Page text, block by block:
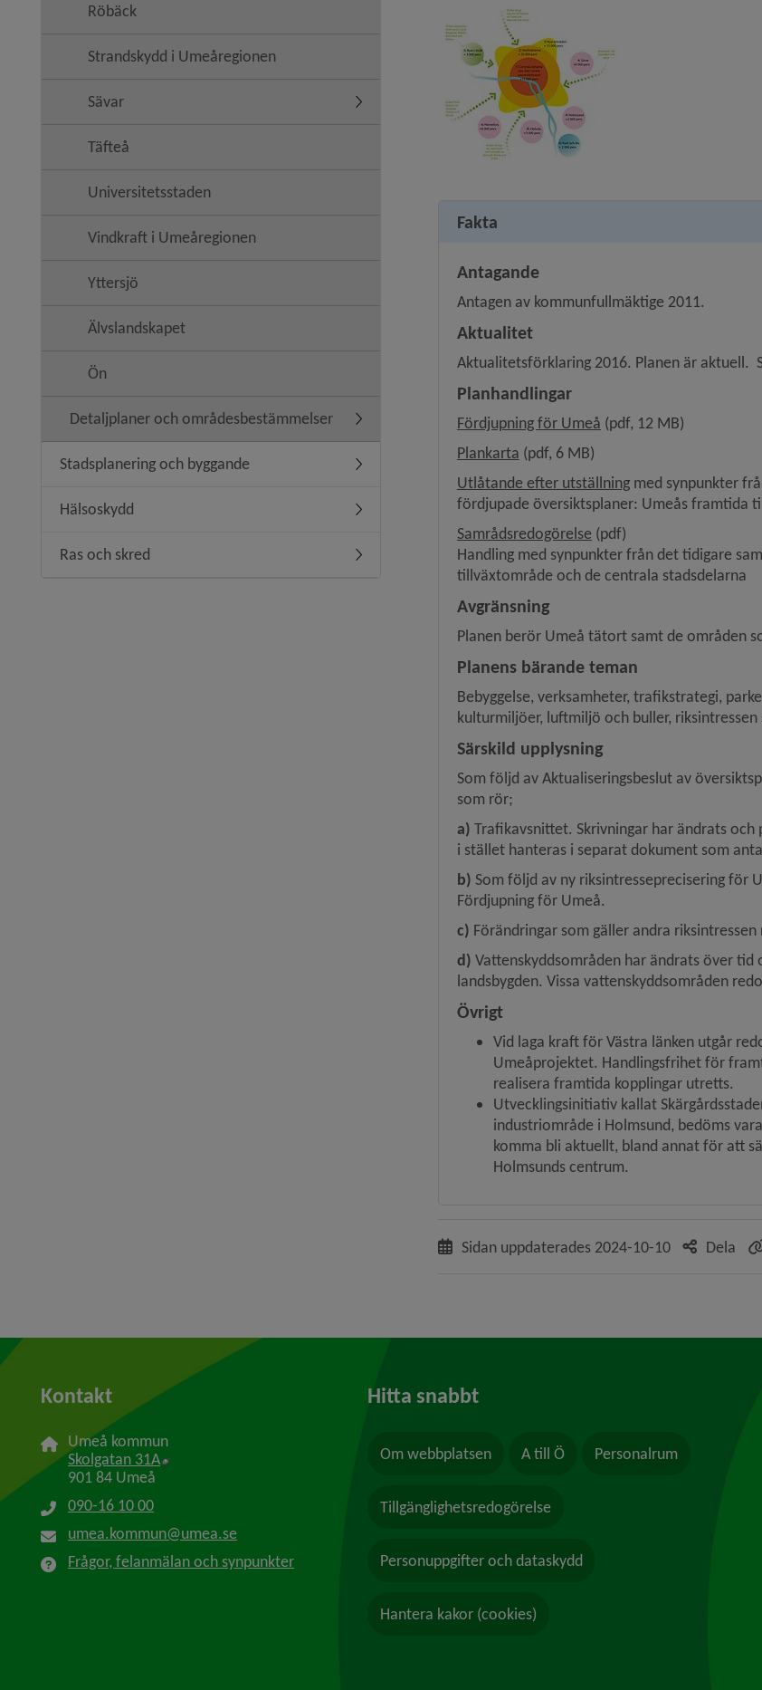
Röbäck
Strandskydd i Umeåregionen
Sävar Undermeny för Sävar
Täfteå
Universitetsstaden
Vindkraft i Umeåregionen
Yttersjö
Älvslandskapet
Ön
Detaljplaner och områdesbestämmelser Undermeny för Detaljplaner och områdesbestämmelser
Stadsplanering och byggande Undermeny för Stadsplanering och byggande
Hälsoskydd Undermeny för Hälsoskydd
Ras och skred Undermeny för Ras och skred
Fakta
Antagande
Antagen av kommunfullmäktige 2011.
Aktualitet
Aktualitetsförklaring 2016. Planen är aktuell.
Planhandlingar
Fördjupning för Umeå, 15.1 MB, öppnas i nytt
(pdf, 12 MB)
Plankarta, 2.9 MB, öppnas i nytt fönster.
(pdf, 6 MB)
Utlåtande efter utställning, 5.8 MB, öppnas i
med synpunkter
fördjupade översiktsplaner: Umeås framtida
Samrådsredogörelse, 648.7 kB, öppnas i nytt
(pdf)
Handling med synpunkter från det tidigare
tillväxt­område och de centrala stadsdelarna
Avgränsning
Planen berör Umeå tätort samt de områden
Planens bärande teman
Bebyggelse, verksamheter, trafikstrategi,
kultur­miljöer, luftmiljö och buller,
Särskild upplysning
Som följd av Aktualiseringsbeslut av
som rör;
a) Trafikavsnittet. Skrivningar har ändrats
i stället hanteras i separat dokument som
b) Som följd av ny riksintresseprecisering för
Fördjupning för Umeå.
c) Förändringar som gäller andra
d) Vattenskyddsområden har ändrats över
lands­bygden. Vissa vattenskyddsområden
Övrigt
Vid laga kraft för Västra länken utgår
Umeåprojektet. Handlingsfrihet för
realisera framtida kopplingar utretts.
Utvecklingsinitiativ kallat
industri­område i Holmsund, bedöms
komma bli aktuellt, bland annat för att
Holmsunds centrum.
Sidan uppdaterades 2024-10-10 Dela
Kontakt
Umeå kommun
Skolgatan 31A Länk till annan webbplats, öppnas i nytt fönster.
901 84 Umeå
090-16 10 00
umea.kommun@umea.se
Frågor, felanmälan och synpunkter
Hitta snabbt
Om webbplatsen A till Ö Personalrum
Tillgänglighetsredogörelse
Personuppgifter och dataskydd
Hantera kakor (cookies)